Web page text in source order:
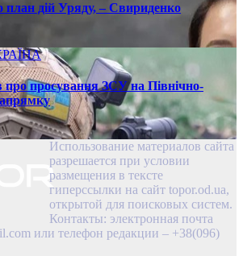
план дій Уряду, – Свириденко
про просування ЗСУ на Північно-
Использование материалов сайта
разрешается при условии
размещения в тексте
гиперссылки на сайт topor.od.ua,
открытой для поисковых систем.
Контакты: электронная почта
или телефон редакции – +38(096)